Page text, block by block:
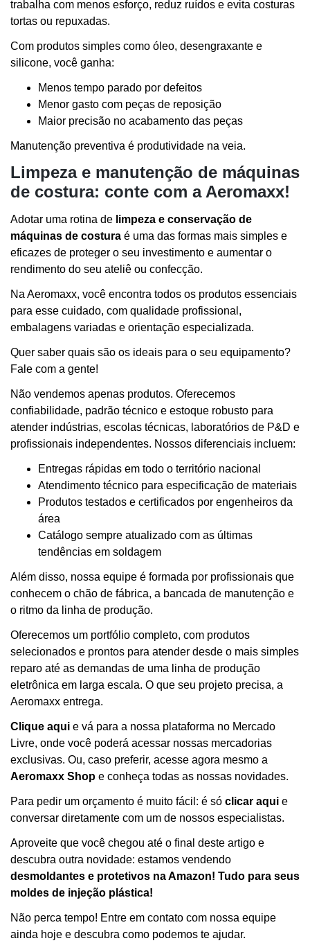
trabalha com menos esforço, reduz ruídos e evita costuras
tortas ou repuxadas.
Com produtos simples como óleo, desengraxante e
silicone, você ganha:
Menos tempo parado por defeitos
Menor gasto com peças de reposição
Maior precisão no acabamento das peças
Manutenção preventiva é produtividade na veia.
Limpeza e manutenção de máquinas
de costura: conte com a Aeromaxx!
Adotar uma rotina de limpeza e conservação de
máquinas de costura é uma das formas mais simples e
eficazes de proteger o seu investimento e aumentar o
rendimento do seu ateliê ou confecção.
Na Aeromaxx, você encontra todos os produtos essenciais
para esse cuidado, com qualidade profissional,
embalagens variadas e orientação especializada.
Quer saber quais são os ideais para o seu equipamento?
Fale com a gente!
Não vendemos apenas produtos. Oferecemos
confiabilidade, padrão técnico e estoque robusto para
atender indústrias, escolas técnicas, laboratórios de P&D e
profissionais independentes. Nossos diferenciais incluem:
Entregas rápidas em todo o território nacional
Atendimento técnico para especificação de materiais
Produtos testados e certificados por engenheiros da
área
Catálogo sempre atualizado com as últimas
tendências em soldagem
Além disso, nossa equipe é formada por profissionais que
conhecem o chão de fábrica, a bancada de manutenção e
o ritmo da linha de produção.
Oferecemos um portfólio completo, com produtos
selecionados e prontos para atender desde o mais simples
reparo até as demandas de uma linha de produção
eletrônica em larga escala. O que seu projeto precisa, a
Aeromaxx entrega.
Clique aqui e vá para a nossa plataforma no Mercado
Livre, onde você poderá acessar nossas mercadorias
exclusivas. Ou, caso preferir, acesse agora mesmo a
Aeromaxx Shop e conheça todas as nossas novidades.
Para pedir um orçamento é muito fácil: é só clicar aqui e
conversar diretamente com um de nossos especialistas.
Aproveite que você chegou até o final deste artigo e
descubra outra novidade: estamos vendendo
desmoldantes e protetivos na Amazon! Tudo para seus
moldes de injeção plástica!
Não perca tempo! Entre em contato com nossa equipe
ainda hoje e descubra como podemos te ajudar.